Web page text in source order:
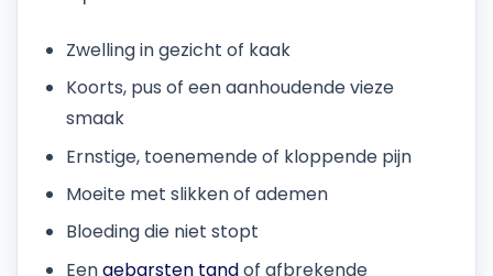
Zwelling in gezicht of kaak
Koorts, pus of een aanhoudende vieze
smaak
Ernstige, toenemende of kloppende pijn
Moeite met slikken of ademen
Bloeding die niet stopt
Eengebarsten tandof afbrekende